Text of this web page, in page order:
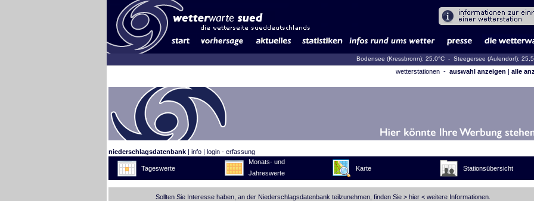
Bodensee (Kressbronn): 25,0°C - Steegersee (Aulendorf):
wetterstationen - auswahl anzeigen | alle
niederschlagsdatenbank| info| login - erfassung
Tageswerte
Monats- und
Jahreswerte
Karte Stationsübersicht
Sollten Sie Interesse haben, an der Niederschlagsdatenbank teilzunehmen, finden Sie > hier< weitere Informationen.